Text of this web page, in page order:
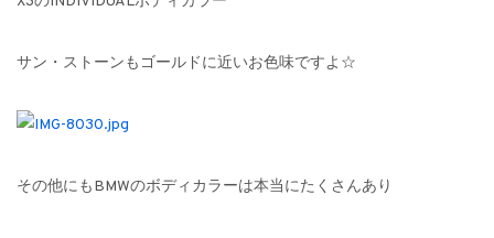
サン・ストーンもゴールドに近いお色味ですよ☆
その他にもBMWのボディカラーは本当にたくさんあり